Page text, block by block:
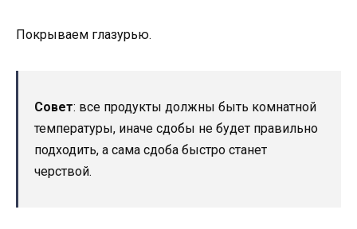
Покрываем глазурью.
Совет: все продукты должны быть комнатной
температуры, иначе сдобы не будет правильно
подходить, а сама сдоба быстро станет
черствой.